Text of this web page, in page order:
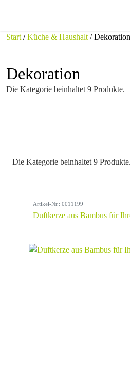
Start /Küche & Haushalt / Dekoration
Dekoration
Die Kategorie beinhaltet 9 Produkte.
Farbe
Die Kategorie beinhaltet 9 Produkte.
Artikel-Nr.: 0011199
Duftkerze aus Bambus für